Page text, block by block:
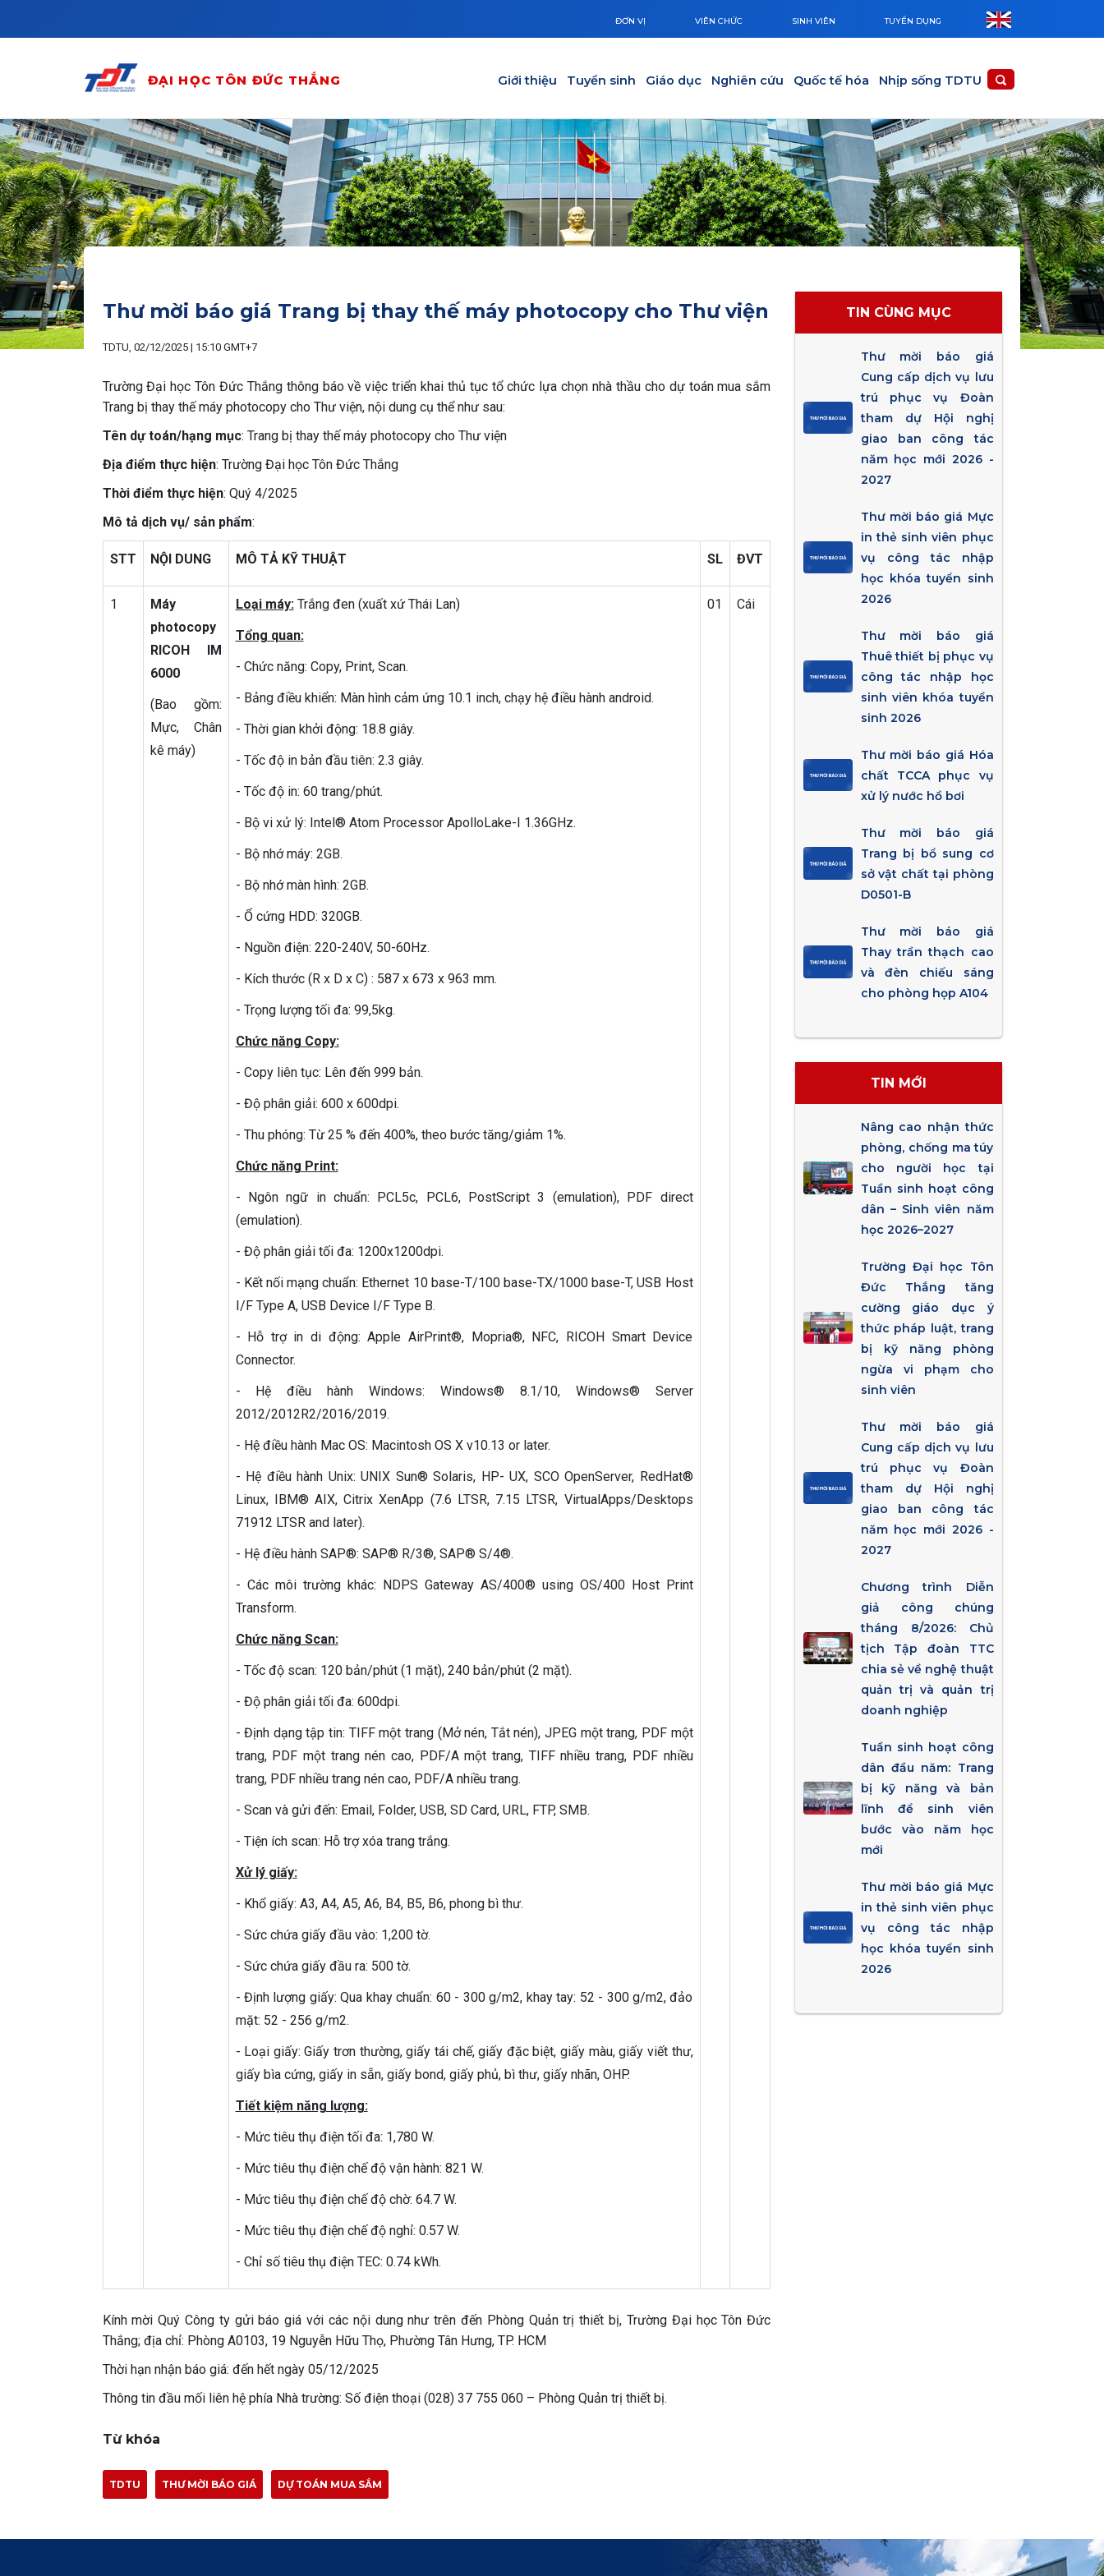
ĐƠN VỊ VIÊN CHỨC SINH VIÊN TUYỂN DỤNG
ĐẠI HỌC TÔN ĐỨC THẮNG Giới thiệu Tuyển sinh Giáo dục Nghiên cứu Quốc tế hóa Nhịp sống TDTU
Thư mời báo giá Trang bị thay thế máy photocopy cho Thư viện
TDTU, 02/12/2025 | 15:10 GMT+7
Trường Đại học Tôn Đức Thắng thông báo về việc triển khai thủ tục tổ chức lựa chọn nhà thầu cho dự toán mua sắm
Trang bị thay thế máy photocopy cho Thư viện, nội dung cụ thể như sau:
Tên dự toán/hạng mục: Trang bị thay thế máy photocopy cho Thư viện
Địa điểm thực hiện: Trường Đại học Tôn Đức Thắng
Thời điểm thực hiện: Quý 4/2025
Mô tả dịch vụ/ sản phẩm:
STT NỘI DUNG MÔ TẢ KỸ THUẬT SL ĐVT
1
Máy
photocopy
RICOH IM
6000
(Bao gồm:
Mực, Chân
kê máy)
Loại máy:Trắng đen (xuất xứ Thái Lan)
Tổng quan:
- Chức năng: Copy, Print, Scan.
- Bảng điều khiển: Màn hình cảm ứng 10.1 inch, chạy hệ điều hành android.
- Thời gian khởi động: 18.8 giây.
- Tốc độ in bản đầu tiên: 2.3 giây.
- Tốc độ in: 60 trang/phút.
- Bộ vi xử lý: Intel® Atom Processor ApolloLake-I 1.36GHz.
- Bộ nhớ máy: 2GB.
- Bộ nhớ màn hình: 2GB.
- Ổ cứng HDD: 320GB.
- Nguồn điện: 220-240V, 50-60Hz.
- Kích thước (R x D x C) : 587 x 673 x 963 mm.
- Trọng lượng tối đa: 99,5kg.
Chức năng Copy:
- Copy liên tục: Lên đến 999 bản.
- Độ phân giải: 600 x 600dpi.
- Thu phóng: Từ 25 % đến 400%, theo bước tăng/giảm 1%.
Chức năng Print:
- Ngôn ngữ in chuẩn: PCL5c, PCL6, PostScript 3 (emulation), PDF direct
(emulation).
- Độ phân giải tối đa: 1200x1200dpi.
- Kết nối mạng chuẩn: Ethernet 10 base-T/100 base-TX/1000 base-T, USB Host
I/F Type A, USB Device I/F Type B.
- Hỗ trợ in di động: Apple AirPrint®, Mopria®, NFC, RICOH Smart Device
Connector.
- Hệ điều hành Windows: Windows® 8.1/10, Windows® Server
2012/2012R2/2016/2019.
- Hệ điều hành Mac OS: Macintosh OS X v10.13 or later.
- Hệ điều hành Unix: UNIX Sun® Solaris, HP- UX, SCO OpenServer, RedHat®
Linux, IBM® AIX, Citrix XenApp (7.6 LTSR, 7.15 LTSR, VirtualApps/Desktops
71912 LTSR and later).
- Hệ điều hành SAP®: SAP® R/3®, SAP® S/4®.
- Các môi trường khác: NDPS Gateway AS/400® using OS/400 Host Print
Transform.
Chức năng Scan:
- Tốc độ scan: 120 bản/phút (1 mặt), 240 bản/phút (2 mặt).
- Độ phân giải tối đa: 600dpi.
- Định dạng tập tin: TIFF một trang (Mở nén, Tắt nén), JPEG một trang, PDF một
trang, PDF một trang nén cao, PDF/A một trang, TIFF nhiều trang, PDF nhiều
trang, PDF nhiều trang nén cao, PDF/A nhiều trang.
- Scan và gửi đến: Email, Folder, USB, SD Card, URL, FTP, SMB.
- Tiện ích scan: Hỗ trợ xóa trang trắng.
Xử lý giấy:
- Khổ giấy: A3, A4, A5, A6, B4, B5, B6, phong bì thư.
- Sức chứa giấy đầu vào: 1,200 tờ.
- Sức chứa giấy đầu ra: 500 tờ.
- Định lượng giấy: Qua khay chuẩn: 60 - 300 g/m2, khay tay: 52 - 300 g/m2, đảo
mặt: 52 - 256 g/m2.
- Loại giấy: Giấy trơn thường, giấy tái chế, giấy đặc biệt, giấy màu, giấy viết thư,
giấy bìa cứng, giấy in sẵn, giấy bond, giấy phủ, bì thư, giấy nhãn, OHP.
Tiết kiệm năng lượng:
- Mức tiêu thụ điện tối đa: 1,780 W.
- Mức tiêu thụ điện chế độ vận hành: 821 W.
- Mức tiêu thụ điện chế độ chờ: 64.7 W.
- Mức tiêu thụ điện chế độ nghỉ: 0.57 W.
- Chỉ số tiêu thụ điện TEC: 0.74 kWh.
01 Cái
Kính mời Quý Công ty gửi báo giá với các nội dung như trên đến Phòng Quản trị thiết bị, Trường Đại học Tôn Đức
Thắng; địa chỉ: Phòng A0103, 19 Nguyễn Hữu Thọ, Phường Tân Hưng, TP. HCM
Thời hạn nhận báo giá: đến hết ngày 05/12/2025
Thông tin đầu mối liên hệ phía Nhà trường: Số điện thoại (028) 37 755 060 – Phòng Quản trị thiết bị.
Từ khóa
TDTU THƯ MỜI BÁO GIÁ DỰ TOÁN MUA SẮM
TIN CÙNG MỤC
Thư mời báo giá
Cung cấp dịch vụ lưu
trú phục vụ Đoàn
tham dự Hội nghị
giao ban công tác
năm học mới 2026 -
2027
Thư mời báo giá Mực
in thẻ sinh viên phục
vụ công tác nhập
học khóa tuyển sinh
2026
Thư mời báo giá
Thuê thiết bị phục vụ
công tác nhập học
sinh viên khóa tuyển
sinh 2026
Thư mời báo giá Hóa
chất TCCA phục vụ
xử lý nước hồ bơi
Thư mời báo giá
Trang bị bổ sung cơ
sở vật chất tại phòng
D0501-B
Thư mời báo giá
Thay trần thạch cao
và đèn chiếu sáng
cho phòng họp A104
TIN MỚI
Nâng cao nhận thức
phòng, chống ma túy
cho người học tại
Tuần sinh hoạt công
dân – Sinh viên năm
học 2026–2027
Trường Đại học Tôn
Đức Thắng tăng
cường giáo dục ý
thức pháp luật, trang
bị kỹ năng phòng
ngừa vi phạm cho
sinh viên
Thư mời báo giá
Cung cấp dịch vụ lưu
trú phục vụ Đoàn
tham dự Hội nghị
giao ban công tác
năm học mới 2026 -
2027
Chương trình Diễn
giả công chúng
tháng 8/2026: Chủ
tịch Tập đoàn TTC
chia sẻ về nghệ thuật
quản trị và quản trị
doanh nghiệp
Tuần sinh hoạt công
dân đầu năm: Trang
bị kỹ năng và bản
lĩnh để sinh viên
bước vào năm học
mới
Thư mời báo giá Mực
in thẻ sinh viên phục
vụ công tác nhập
học khóa tuyển sinh
2026